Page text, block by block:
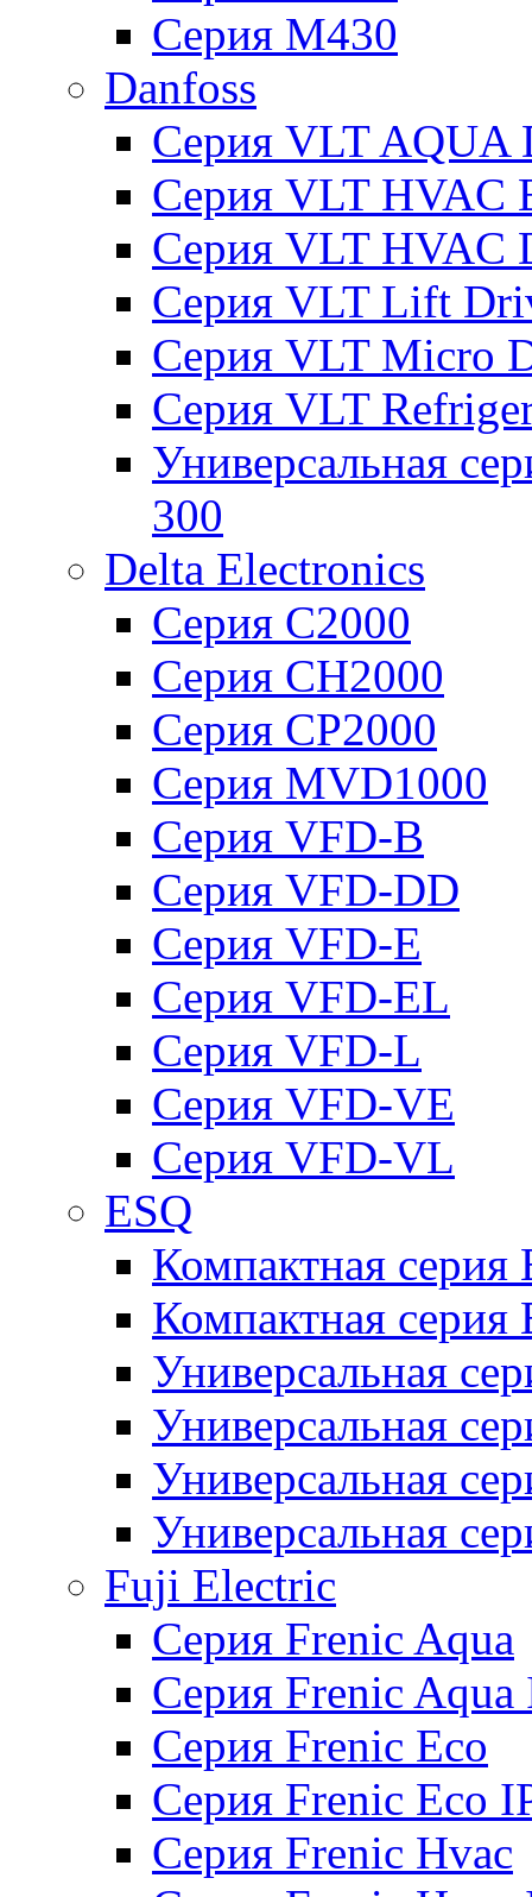
Серия M430
Danfoss
Серия VLT AQUA
Серия VLT HVAC
Серия VLT HVAC
Серия VLT Lift
Серия VLT Micro
Серия VLT
Универсальная
300
Delta Electronics
Серия C2000
Серия CH2000
Серия CP2000
Серия MVD1000
Серия VFD-B
Серия VFD-DD
Серия VFD-E
Серия VFD-EL
Серия VFD-L
Серия VFD-VE
Серия VFD-VL
ESQ
Компактная серия
Компактная
Универсальная
Универсальная
Универсальная
Универсальная
Fuji Electric
Серия Frenic Aqua
Серия Frenic Aqua
Серия Frenic Eco
Серия Frenic Eco
Серия Frenic Hvac